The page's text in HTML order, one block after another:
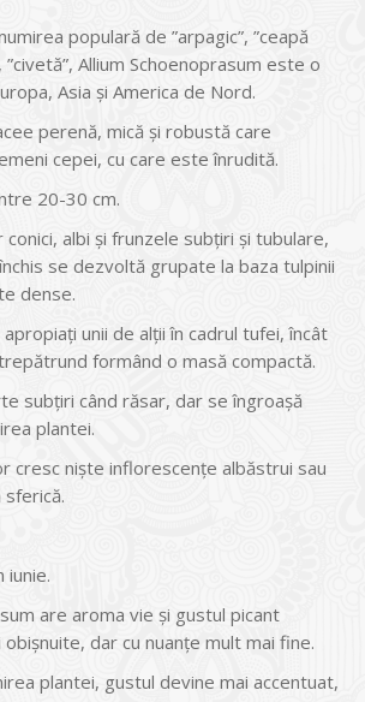
populară de ”arpagic”, ”ceapă
”civetă”, Allium Schoenoprasum este o
Asia şi America de Nord.
perenă, mică şi robustă care
cepei, cu care este înrudită.
20-30 cm.
conici, albi şi frunzele subţiri şi tubulare,
se dezvoltă grupate la baza tulpinii
dense.
unii de alţii în cadrul tufei, încât
formând o masă compactă.
subţiri când răsar, dar se îngroaşă
plantei.
cresc nişte inflorescenţe albăstrui sau
sferică.
iunie.
are aroma vie şi gustul picant
dar cu nuanţe mult mai fine.
plantei, gustul devine mai accentuat,